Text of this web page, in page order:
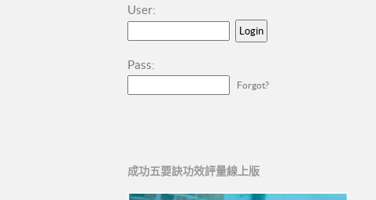
User:
Pass:
Forgot?
成功五要訣功效評量線上版